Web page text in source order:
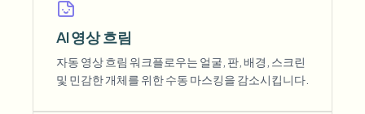
AI 영상 흐림
자동 영상 흐림 워크플로우는 얼굴, 판, 배경, 스크린
및 민감한 개체를 위한 수동 마스킹을 감소시킵니다.